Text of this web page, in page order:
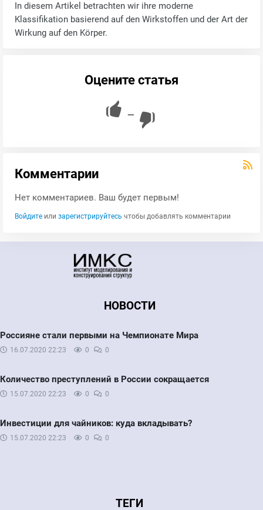
In diesem Artikel betrachten wir ihre moderne
Klassifikation basierend auf den Wirkstoffen und der Art der
Wirkung auf den Körper.
Оцените статья
—
Комментарии
Нет комментариев. Ваш будет первым!
Войдите или зарегистрируйтесь чтобы добавлять комментарии
НОВОСТИ
Россияне стали первыми на Чемпионате Мира
16.07.2020 22:23 0 0
Количество преступлений в России сокращается
15.07.2020 22:23 0 0
Инвестиции для чайников: куда вкладывать?
15.07.2020 22:23 0 0
ТЕГИ